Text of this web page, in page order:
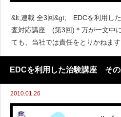
&lt;連載 全3回&gt; EDCを利用し
査対応講座 (第3回)＊万が一文中
ても、当社では責任をとりかねま
く行われることがあります。EDC
（その２）1. はじめに
EDCを利用した治験講座 そ
2010.01.26